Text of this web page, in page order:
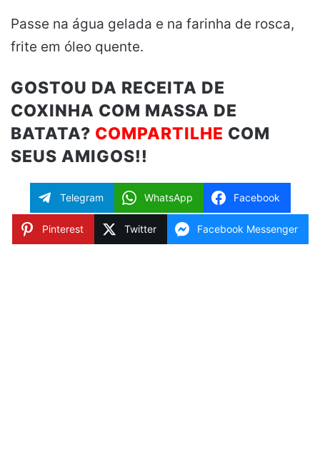
Passe na água gelada e na farinha de rosca,
frite em óleo quente.
GOSTOU DA RECEITA DE
COXINHA COM MASSA DE
BATATA? COMPARTILHE COM
SEUS AMIGOS!!
Telegram WhatsApp Facebook
Pinterest Twitter Facebook Messenger